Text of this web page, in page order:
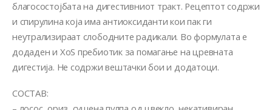
благосостојбата на дигестивниот тракт. Рецептот содржи
и спирулина која има антиоксиданти кои пак ги
неутрализираат слободните радикали. Во формулата е
додаден и XoS пребиотик за помагање на цревната
дигестија. Не содржи вештачки бои и додатоци.
СОСТАВ: